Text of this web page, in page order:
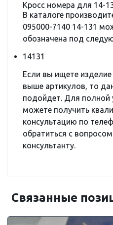
Кросс номера для 14-
В каталоге
095000-7140 14-131
обозначена под
14131
Если вы ищете
выше артикулов, то
подойдет. Для полной
можете получить
консультацию по
обратиться с
консультанту.
Связанные